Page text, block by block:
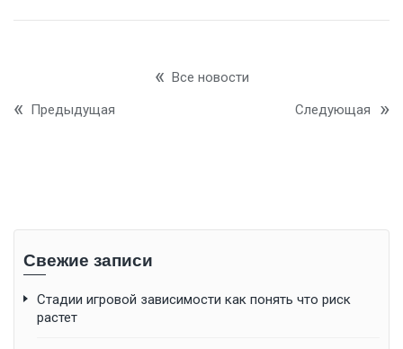
Все новости
Предыдущая
Следующая
Свежие записи
Стадии игровой зависимости как понять что риск
растет